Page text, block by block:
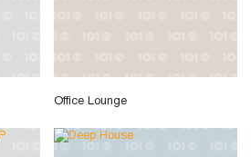
Office Lounge